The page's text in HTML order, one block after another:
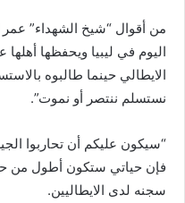
من أقوال “شيخ الشهداء” عمر
اليوم في ليبيا ويحفظها
الايطالي حينما طالبوه
نستسلم ننتصر أو نموت”.
“سيكون عليكم أن تحاربوا
فإن حياتي ستكون أطول من
سجنه لدى الايطاليين.